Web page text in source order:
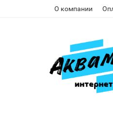
О компании